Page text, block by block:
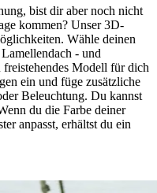
bist dir aber noch nicht
kommen? Unser 3D-
Wähle deinen
- und
freistehendes Modell für dich
ein und füge zusätzliche
Beleuchtung. Du kannst
du die Farbe deiner
anpasst, erhältst du ein